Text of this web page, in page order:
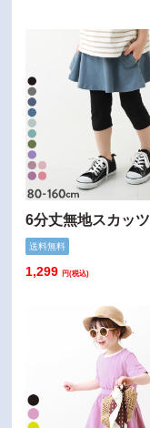
6分丈無地スカッツ
送料無料
1,299円(税込)